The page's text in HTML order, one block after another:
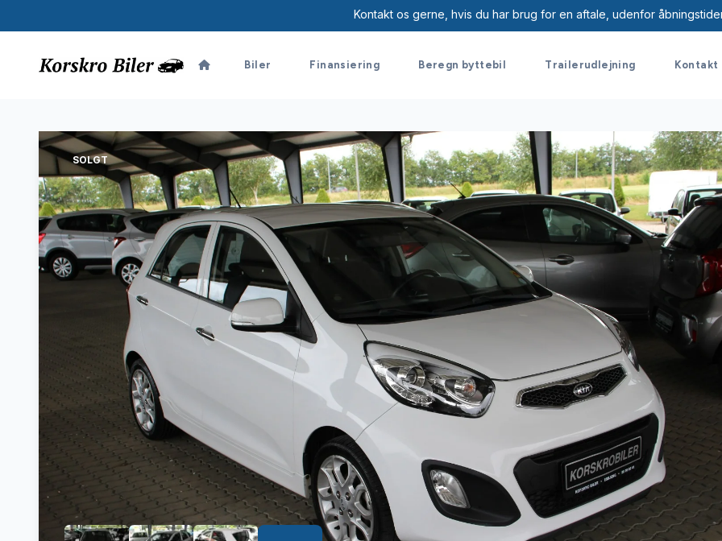
Kontakt os gerne, hvis du har brug for en aftale, udenfor
Biler Finansiering Beregn byttebil Trailerudlejning Kontakt
SOLGT